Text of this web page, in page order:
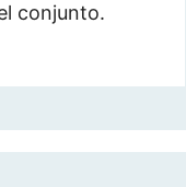
conjunto.